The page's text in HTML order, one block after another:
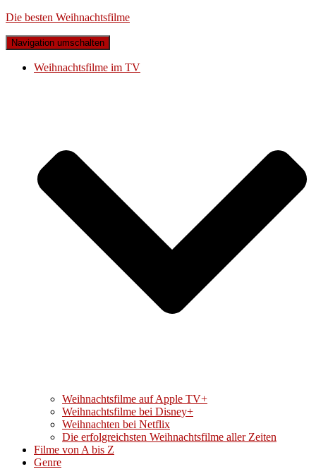
Die besten Weihnachtsfilme
Navigation umschalten
Weihnachtsfilme im TV
Weihnachtsfilme auf Apple TV+
Weihnachtsfilme bei Disney+
Weihnachten bei Netflix
Die erfolgreichsten Weihnachtsfilme aller Zeiten
Filme von A bis Z
Genre